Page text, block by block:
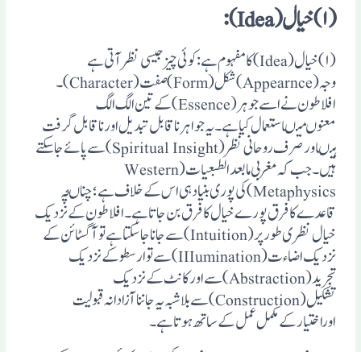
(۱) خیال (Idea):
(۱)خیال(Idea)کامفہوم ہے:کوئی چیزجیسی نظرآتی ہے
وجہ(Appearnce)شکل(Form) صفت(Character)۔
افلاطون نے اسے جوہر(Essence)کے تین الگ الگ
معنوںمیںاستعمال کیا ہے۔یہ جواہرناقابل تبدیل اورناقابل گرفت
ہیںاورصرف روحانی نظر(Spiritual Insight)سے پائے جاسکتے
ہیں۔جب کہ مغربی مابعدالطبعیات (Western
Metaphysics)کی پوری بنیادہی اس کے خلاف ہے؛ چناںچہ
قاعدے کافرق پورے خیال کافرق بن جاتاہے ۔افلاطون کے نزدیک
خیال نظری طور پر (Intuition)سے جاناجاسکتاہے توآگسٹائن کے
نزدیک اضاء ت (IIIumination)سے توارسطوکے نزدیک
تجرید(Abstraction)سے اورکانٹ کے نزدیک
تشکیل(Construction)سے بلاشبہ یہ جانناآزادانہ قبولیت
اوراختیارکے مکمل عمل کے ساتھ ہوتاہے ۔